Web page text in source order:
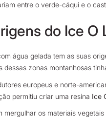
entre o verde-cáqui e o
do Ice O
água gelada tem as suas
dessas zonas montanhosas
europeus e norte-
permitiu criar uma resina Ice
mergulhar os materiais